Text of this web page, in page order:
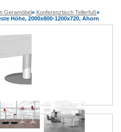
Geramöbel» Konferenztisch Tellerfuß»
Höhe, 2000x800-1200x720, Ahorn